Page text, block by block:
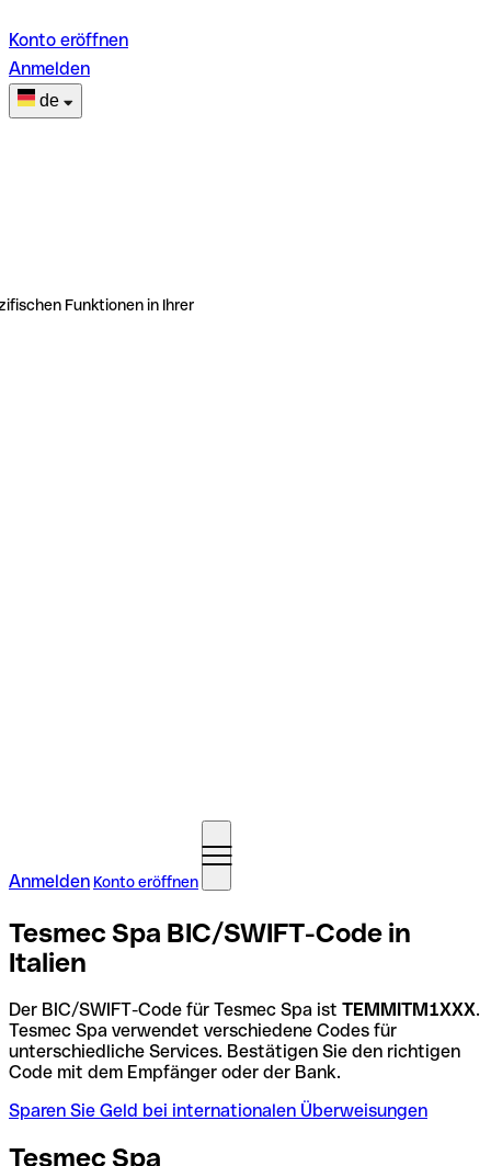
Konto eröffnen
Anmelden
de
Funktionen in Ihrer
Anmelden Konto eröffnen
Tesmec Spa BIC/SWIFT-Code in
Italien
Der BIC/SWIFT-Code für Tesmec Spa ist TEMMITM1XXX.
Tesmec Spa verwendet verschiedene Codes für
unterschiedliche Services. Bestätigen Sie den richtigen
Code mit dem Empfänger oder der Bank.
Sparen Sie Geld bei internationalen Überweisungen
Tesmec Spa